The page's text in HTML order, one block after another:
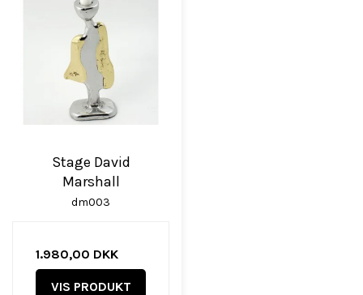
Stage David
Marshall
dm003
1.980,00 DKK
VIS PRODUKT